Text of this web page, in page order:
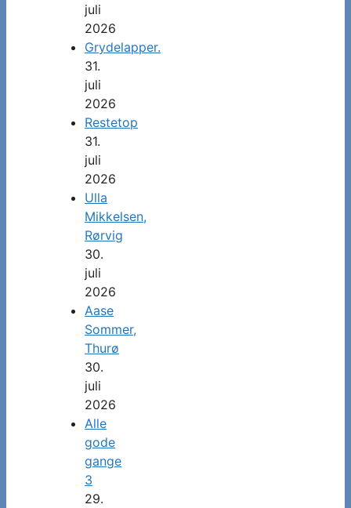
juli
2026
Grydelapper.
31.
juli
2026
Restetop
31.
juli
2026
Ulla
Mikkelsen,
Rørvig
30.
juli
2026
Aase
Sommer,
Thurø
30.
juli
2026
Alle
gode
gange
3
29.